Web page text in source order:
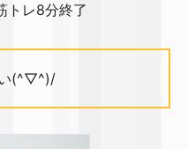
トレ8分終了
い(^▽^)/